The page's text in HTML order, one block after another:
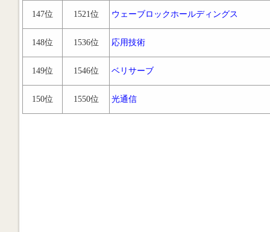
147位 1521位 ウェーブロックホールディングス
148位 1536位 応用技術
149位 1546位 ベリサーブ
150位 1550位 光通信